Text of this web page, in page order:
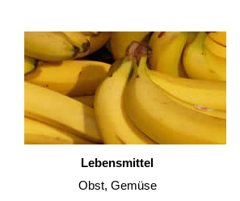
Lebensmittel
Obst, Gemüse